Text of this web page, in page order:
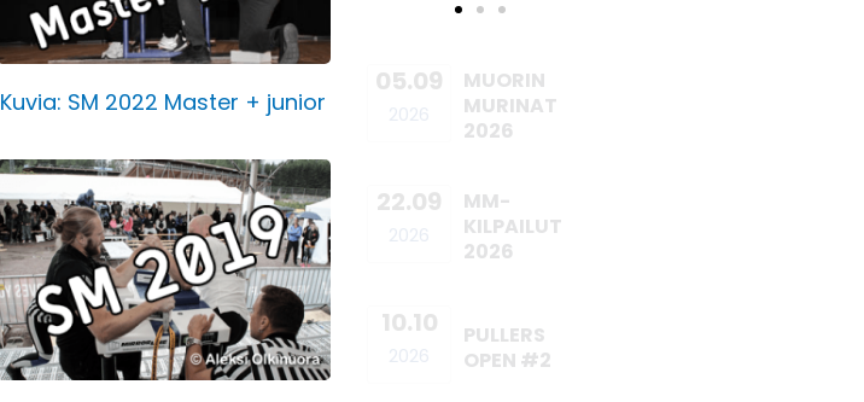
Kuvia: SM 2022 Master + junior
05.09
2026
MUORIN
MURINAT
2026
22.09
2026
MM-
KILPAILUT
2026
10.10
2026
PULLERS
OPEN #2